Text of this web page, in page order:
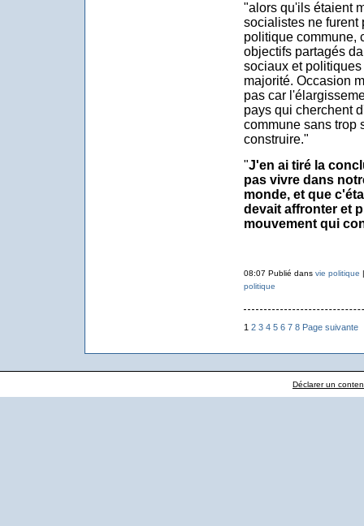
"alors qu'ils étaient
socialistes ne furent
politique commune,
objectifs partagés
sociaux et
majorité. Occasion
pas car
pays qui cherchent
commune sans trop
construire."
"J'en ai tiré la
pas vivre dans
monde, et que
devait affronter et
mouvement qui
08:07 Publié dans vie politique
politique
1 2 3 4 5 6 7 8 Page suivante
Déclarer un